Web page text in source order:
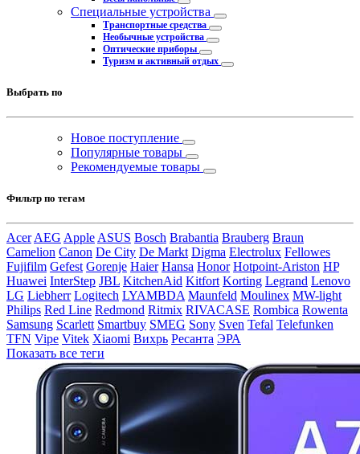
Специальные устройства
Транспортные средства
Необычные устройства
Оптические приборы
Туризм и активный отдых
Выбрать по
Новое поступление
Популярные товары
Рекомендуемые товары
Фильтр по тегам
Acer AEG Apple ASUS Bosch Brabantia Brauberg Braun
Camelion Canon De City De Markt Digma Electrolux Fellowes
Fujifilm Gefest Gorenje Haier Hansa Honor Hotpoint-Ariston HP
Huawei InterStep JBL KitchenAid Kitfort Korting Legrand Lenovo
LG Liebherr Logitech LYAMBDA Maunfeld Moulinex MW-light
Philips Red Line Redmond Ritmix RIVACASE Rombica Rowenta
Samsung Scarlett Smartbuy SMEG Sony Sven Tefal Telefunken
TFN Vipe Vitek Xiaomi Вихрь Ресанта ЭРА
Показать все теги